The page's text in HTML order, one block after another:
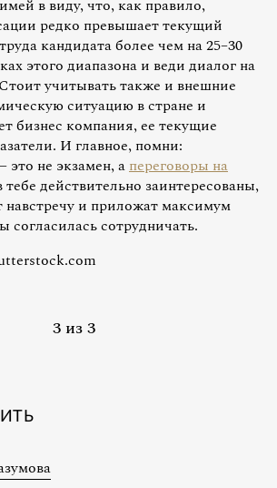
в виду, что, как правило,
редко превышает текущий
кандидата более чем на 25–30
этого диапазона и веди диалог на
учитывать также и внешние
ситуацию в стране и
бизнес компания, ее текущие
И главное, помни:
это не экзамен, а переговоры на
действительно заинтересованы,
навстречу и приложат максимум
согласилась сотрудничать.
3из3